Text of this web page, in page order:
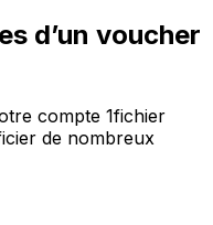
d’un voucher
compte 1fichier
de nombreux